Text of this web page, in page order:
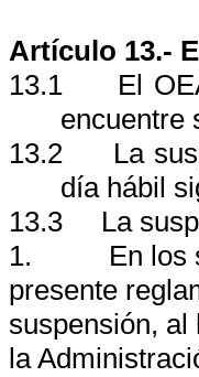
Artículo 13.-
13.1
El
encuentre
13.2
La
día hábil
13.3
La
1.
En los
presente
suspensión, al
la